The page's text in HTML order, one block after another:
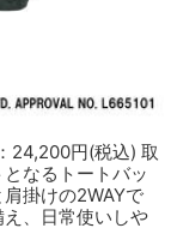
24,200円(税込) 取
なるトートバッ
掛けの2WAYで
、日常使いしや